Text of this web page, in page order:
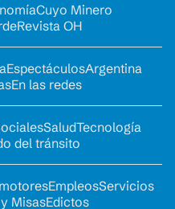
Cuyo Minero
Revista OH
EspectáculosArgentina
En las redes
SaludTecnología
del tránsito
EmpleosServicios
MisasEdictos